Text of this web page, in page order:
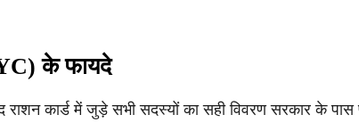
के फायदे
राशन कार्ड में जुड़े सभी सदस्यों का सही विवरण सरकार के पास